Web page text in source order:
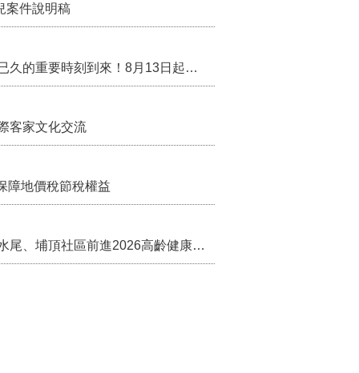
案件說明稿
行政院核定西拉雅族為平埔原住民族群 盼望已久的重要時刻到來！8月13日起受理民族成員名冊登記
客家文化交流
障地價稅節稅權益
苗栗農村綠色照顧成果登上全國舞台！ 後龍水尾、埔頂社區前進2026高齡健康產業博覽會